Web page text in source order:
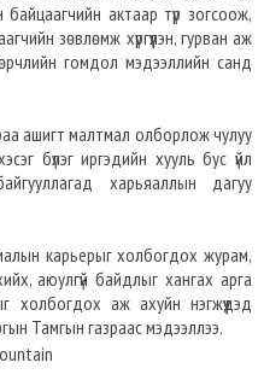
актаар түр зогсоож,
зөвлөмж хүргүүлэн, гурван аж
гомдол мэдээллийн санд
ашигт малтмал олборлож чулуу
бүлэг иргэдийн хууль бус үйл
харьяаллын дагуу
карьерыг холбогдох журам,
аюулгүй байдлыг хангах арга
холбогдох аж ахуйн нэгжүүдэд
Тамгын газраас мэдээллээ.